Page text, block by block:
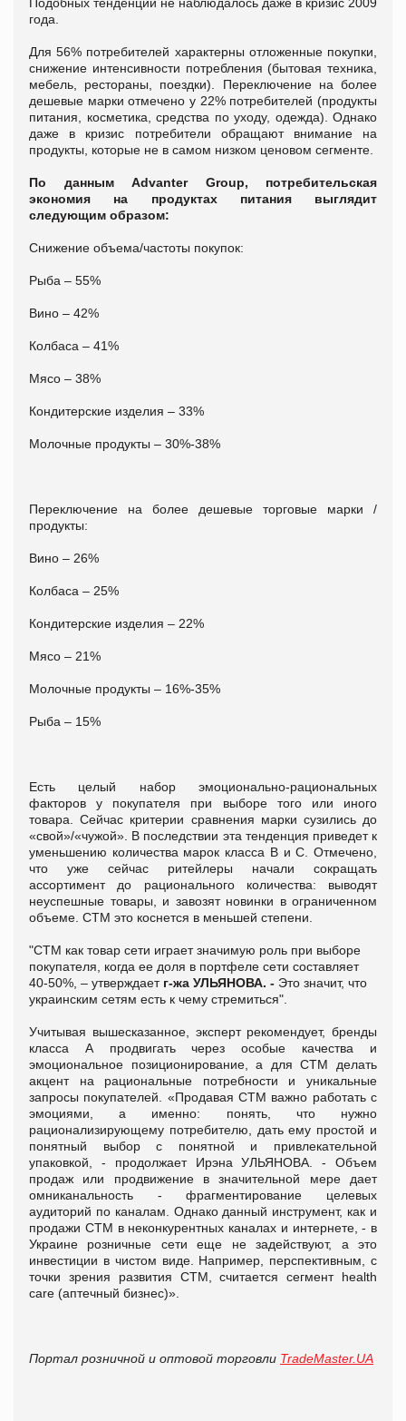
года.
Для 56% потребителей характерны отложенные покупки,
снижение интенсивности потребления (бытовая техника,
мебель, рестораны, поездки). Переключение на более
дешевые марки отмечено у 22% потребителей (продукты
питания, косметика, средства по уходу, одежда). Однако
даже в кризис потребители обращают внимание на
продукты, которые не в самом низком ценовом сегменте.
По данным Advanter Group, потребительская
экономия на продуктах питания выглядит
следующим образом:
Снижение объема/частоты покупок:
Рыба – 55%
Вино – 42%
Колбаса – 41%
Мясо – 38%
Кондитерские изделия – 33%
Молочные продукты – 30%-38%
Переключение на более дешевые торговые марки /
продукты:
Вино – 26%
Колбаса – 25%
Кондитерские изделия – 22%
Мясо – 21%
Молочные продукты – 16%-35%
Рыба – 15%
Есть целый набор эмоционально-рациональных
факторов у покупателя при выборе того или иного
товара. Сейчас критерии сравнения марки сузились до
«свой»/«чужой». В последствии эта тенденция приведет к
уменьшению количества марок класса В и С. Отмечено,
что уже сейчас ритейлеры начали сокращать
ассортимент до рационального количества: выводят
неуспешные товары, и завозят новинки в ограниченном
объеме. СТМ это коснется в меньшей степени.
"СТМ как товар сети играет значимую роль при выборе
покупателя, когда ее доля в портфеле сети составляет
40-50%, – утверждает г-жа УЛЬЯНОВА. - Это значит, что
украинским сетям есть к чему стремиться".
Учитывая вышесказанное, эксперт рекомендует, бренды
класса А продвигать через особые качества и
эмоциональное позиционирование, а для СТМ делать
акцент на рациональные потребности и уникальные
запросы покупателей. «Продавая СТМ важно работать с
эмоциями, а именно: понять, что нужно
рационализирующему потребителю, дать ему простой и
понятный выбор с понятной и привлекательной
упаковкой, - продолжает Ирэна УЛЬЯНОВА. - Объем
продаж или продвижение в значительной мере дает
омниканальность - фрагментирование целевых
аудиторий по каналам. Однако данный инструмент, как и
продажи СТМ в неконкурентных каналах и интернете, - в
Украине розничные сети еще не задействуют, а это
инвестиции в чистом виде. Например, перспективным, с
точки зрения развития СТМ, считается сегмент health
care (аптечный бизнес)».
Портал розничной и оптовой торговли TradeMaster.UA